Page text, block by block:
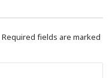
Required fields are marked